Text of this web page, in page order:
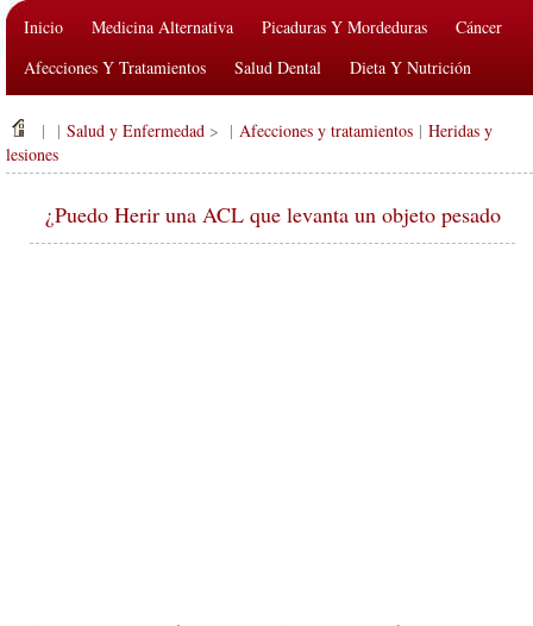
Inicio Medicina Alternativa Picaduras Y Mordeduras
Cáncer
Afecciones Y Tratamientos
Salud Dental
Dieta Y Nutrición
Salud Pública Y Seguridad
Cirugías Y Procedimientos
| | Salud y Enfermedad > | Afecciones y tratamientos | Heridas y
lesiones
¿Puedo Herir una ACL que levanta un objeto pesado